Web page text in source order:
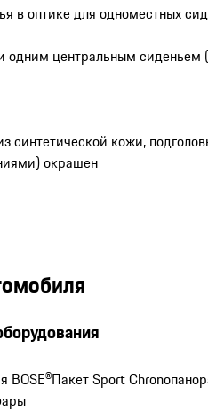
в оптике для одноместных
одним центральным сиденьем
синтетической кожи,
окрашен
BOSE®Пакет Sport Chrono